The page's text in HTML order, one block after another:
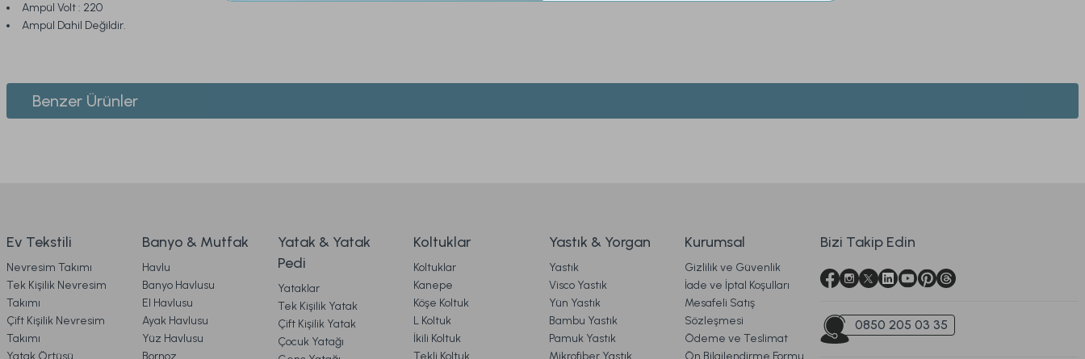
Ampül Volt : 220
Ampül Dahil Değildir.
Yorum Yaz
Soru Sor
Ürün resmi kalitesiz, bozuk veya görüntülenemiyor.
Gönder
5. İADE & DEĞİŞİM
6. ÜRÜN BİLGİLERİ
Benzer Ürünler
2.199,00 TL
Ücretsiz Kargo
1.999,00 TL
Ücretsiz Kargo
2.499,00 TL
Ücretsiz Kargo
Marietta Füme Cam Kapaklı Dekoratif Standart Marietta Gold Cam Dekoratif Tepsi Standart Marietta Kitap Kutu 2'li Standart
Ev Tekstili
Nevresim Takımı
Tek Kişilik Nevresim
Takımı
Çift Kişilik Nevresim
Takımı
Yatak Örtüsü
Banyo & Mutfak
Havlu
Banyo Havlusu
El Havlusu
Ayak Havlusu
Yüz Havlusu
Bornoz
Yatak & Yatak
Pedi
Yataklar
Tek Kişilik Yatak
Çift Kişilik Yatak
Çocuk Yatağı
Koltuklar
Koltuklar
Kanepe
Köşe Koltuk
L Koltuk
İkili Koltuk
Tekli Koltuk
Yastık & Yorgan
Yastık
Visco Yastık
Yün Yastık
Bambu Yastık
Pamuk Yastık
Mikrofiber Yastık
Kurumsal
Gizlilik ve Güvenlik
İade ve İptal Koşulları
Mesafeli Satış
Sözleşmesi
Ödeme ve Teslimat
Ön Bilgilendirme Formu
Bizi Takip Edin
0850 205 03 35